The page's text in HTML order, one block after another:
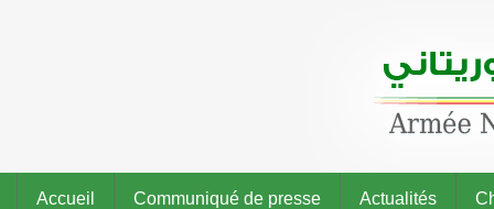
Accueil Communiqué de presse Actualités